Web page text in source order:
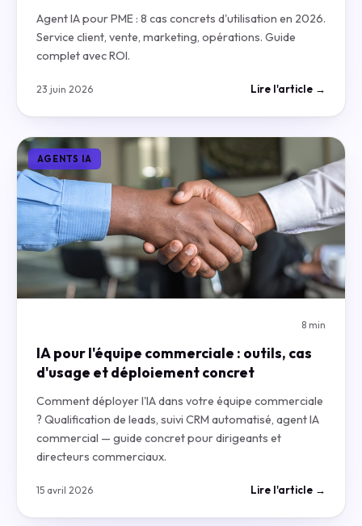
Agent IA pour PME : 8 cas concrets d'utilisation en 2026.
Service client, vente, marketing, opérations. Guide
complet avec ROI.
23 juin 2026 Lire l'article →
AGENTS IA
8 min
IA pour l'équipe commerciale : outils, cas
d'usage et déploiement concret
Comment déployer l'IA dans votre équipe commerciale
? Qualification de leads, suivi CRM automatisé, agent IA
commercial — guide concret pour dirigeants et
directeurs commerciaux.
15 avril 2026 Lire l'article →